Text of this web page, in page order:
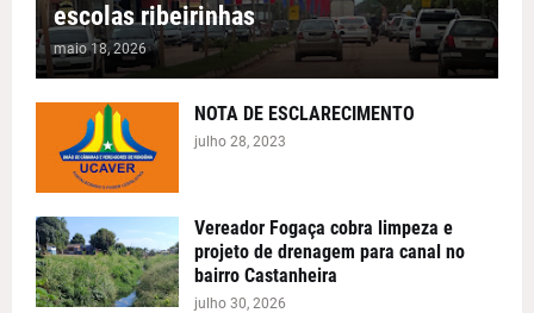
escolas ribeirinhas
maio 18, 2026
NOTA DE ESCLARECIMENTO
julho 28, 2023
Vereador Fogaça cobra limpeza e
projeto de drenagem para canal no
bairro Castanheira
julho 30, 2026